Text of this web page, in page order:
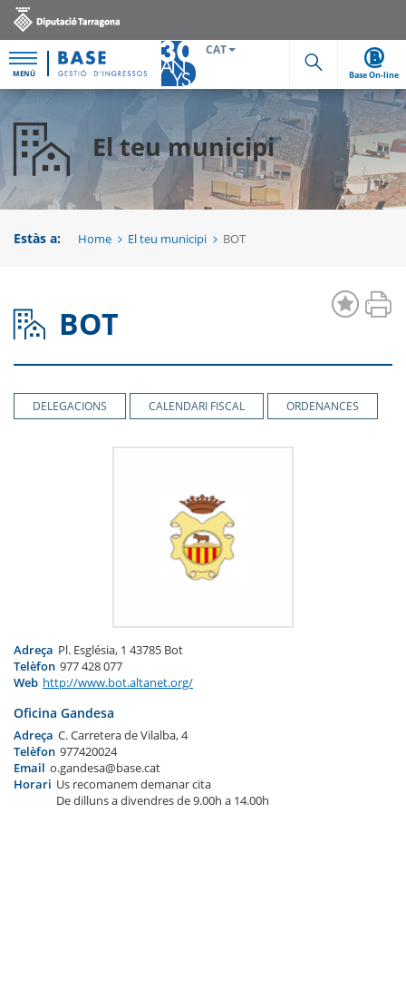
MENÚ
CAT
Cerca
Base On-line
El teu municipi
Estàs a: Home El teu municipi BOT
BOT
DELEGACIONS CALENDARI FISCAL ORDENANCES
Adreça Pl. Església, 1 43785 Bot
Telèfon 977 428 077
Web http://www.bot.altanet.org/
Oficina Gandesa
Adreça C. Carretera de Vilalba, 4
Telèfon 977420024
Email o.gandesa@base.cat
Horari Us recomanem demanar cita
De dilluns a divendres de 9.00h a 14.00h